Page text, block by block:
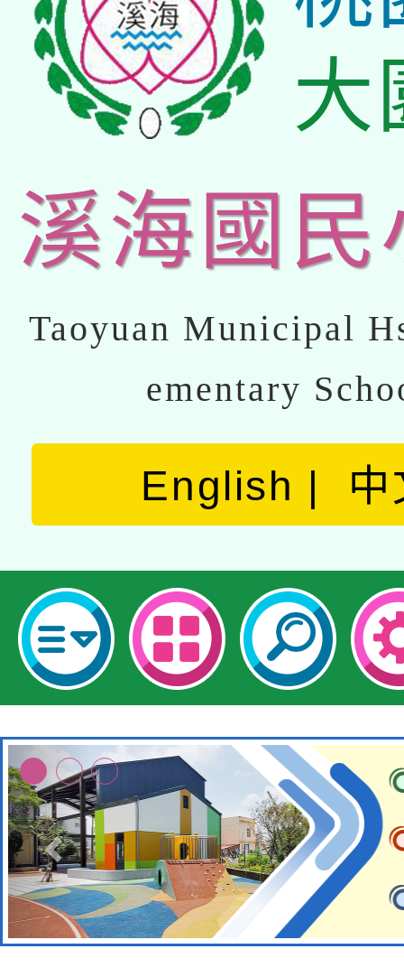
大
溪海國民
Taoyuan Municipal
ementary
English 中
本校115學年度第2次